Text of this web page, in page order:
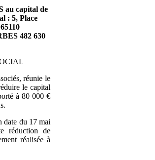
au capital de
: 5, Place
482 630
réunie le
le capital
à 80 000 €
date du 17 mai
réduction de
réalisée à